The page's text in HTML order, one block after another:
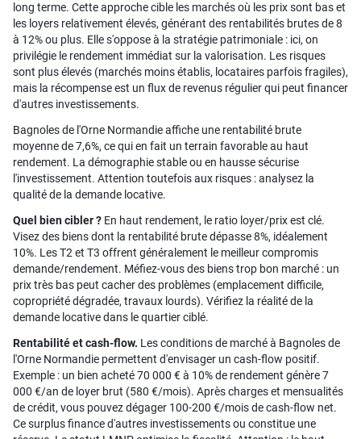
long terme. Cette approche cible les marchés où les prix sont bas et
les loyers relativement élevés, générant des rentabilités brutes de 8
à 12% ou plus. Elle s'oppose à la stratégie patrimoniale : ici, on
privilégie le rendement immédiat sur la valorisation. Les risques
sont plus élevés (marchés moins établis, locataires parfois fragiles),
mais la récompense est un flux de revenus régulier qui peut financer
d'autres investissements.
Bagnoles de l'Orne Normandie affiche une rentabilité brute
moyenne de 7,6%, ce qui en fait un terrain favorable au haut
rendement. La démographie stable ou en hausse sécurise
l'investissement. Attention toutefois aux risques : analysez la
qualité de la demande locative.
Quel bien cibler ? En haut rendement, le ratio loyer/prix est clé.
Visez des biens dont la rentabilité brute dépasse 8%, idéalement
10%. Les T2 et T3 offrent généralement le meilleur compromis
demande/rendement. Méfiez-vous des biens trop bon marché : un
prix très bas peut cacher des problèmes (emplacement difficile,
copropriété dégradée, travaux lourds). Vérifiez la réalité de la
demande locative dans le quartier ciblé.
Rentabilité et cash-flow. Les conditions de marché à Bagnoles de
l'Orne Normandie permettent d'envisager un cash-flow positif.
Exemple : un bien acheté 70 000 € à 10% de rendement génère 7
000 €/an de loyer brut (580 €/mois). Après charges et mensualités
de crédit, vous pouvez dégager 100-200 €/mois de cash-flow net.
Ce surplus finance d'autres investissements ou constitue une